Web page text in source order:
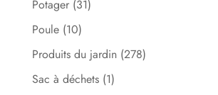
Potager (31)
Poule (10)
Produits du jardin (278)
Sac à déchets (1)